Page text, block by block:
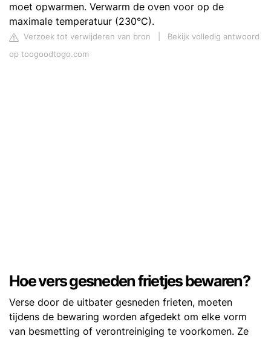
moet opwarmen. Verwarm de oven voor op de
maximale temperatuur (230°C).
Verzoek tot verwijderen van bron
Bekijk volledig antwoord
op toogoodtogo.com
Hoe vers gesneden frietjes bewaren?
Verse door de uitbater gesneden frieten, moeten
tijdens de bewaring worden afgedekt om elke vorm
van besmetting of verontreiniging te voorkomen. Ze